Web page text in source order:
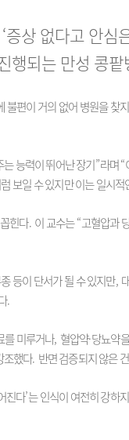
‘증상 없다고 안심
행되는 만성 콩팥
불편이 거의 없어 병원을 찾
능력이 뛰어난 장기”라며“
보일 수 있지만 이는 일시
힌다. 이 교수는“고혈압과
등이 단서가 될 수 있지만,
.
를 미루거나, 혈압약·당뇨약
조했다. 반면 검증되지 않은
진다’는 인식이 여전히 강하